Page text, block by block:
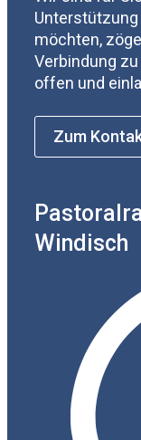
möchten,
Verbindung
offen und
Zum
Windisch